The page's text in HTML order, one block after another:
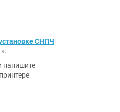
СНПЧ
напишите